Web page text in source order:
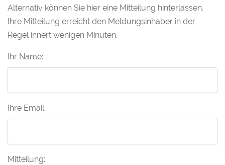
Alternativ können Sie hier eine Mitteilung hinterlassen.
Ihre Mitteilung erreicht den Meldungsinhaber in der
Regel innert wenigen Minuten.
Ihr Name:
Ihre Email:
Mitteilung: